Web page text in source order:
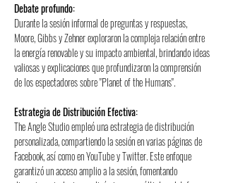
Debate profundo:
Durante la sesión informal de preguntas y respuestas,
Moore, Gibbs y Zehner exploraron la compleja relación entre
la energía renovable y su impacto ambiental, brindando ideas
valiosas y explicaciones que profundizaron la comprensión
de los espectadores sobre "Planet of the Humans".
Estrategia de Distribución Efectiva:
The Angle Studio empleó una estrategia de distribución
personalizada, compartiendo la sesión en varias páginas de
Facebook, así como en YouTube y Twitter. Este enfoque
garantizó un acceso amplio a la sesión, fomentando